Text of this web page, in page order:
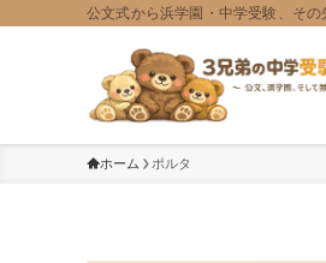
公文式から浜学園・中学受験、そ
ホーム ポルタ